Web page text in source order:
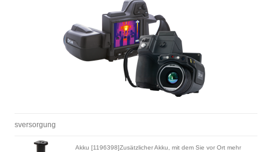
sversorgung
Akku [1196398]Zusätzlicher Akku, mit dem Sie vor Ort mehr